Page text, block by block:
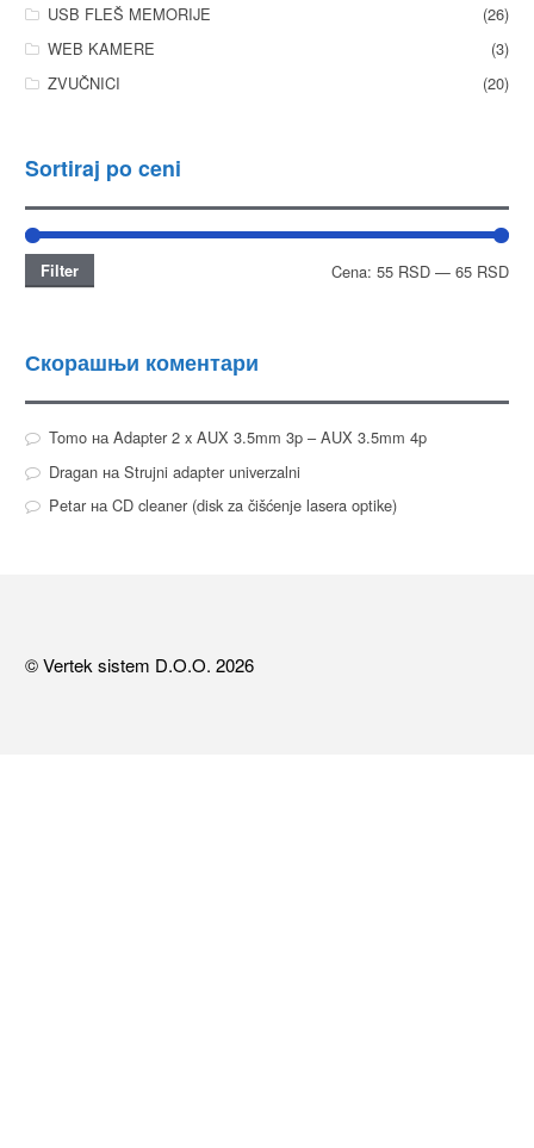
USB FLEŠ MEMORIJE
(26)
WEB KAMERE
(3)
ZVUČNICI
(20)
Sortiraj po ceni
Filter Cena:55 RSD —65 RSD
Скорашњи коментари
Tomoна Adapter 2 x AUX 3.5mm 3p – AUX 3.5mm 4p
Draganна Strujni adapter univerzalni
PetarнаCD cleaner (disk za čišćenje lasera optike)
© Vertek sistem D.O.O. 2026